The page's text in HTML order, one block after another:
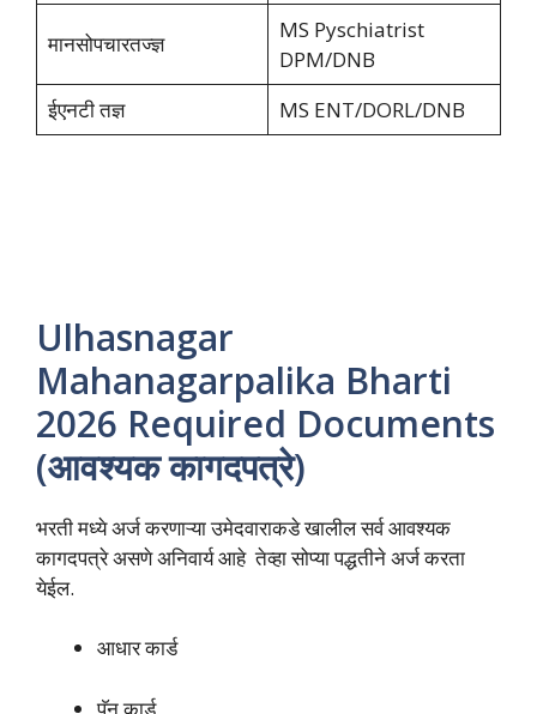
मानसोपचारतज्ज्ञ
MS Pyschiatrist
DPM/DNB
ईएनटी तज्ञ
MS ENT/DORL/DNB
Ulhasnagar
Mahanagarpalika Bharti
2026 Required Documents
(आवश्यक कागदपत्रे)
भरती मध्ये अर्ज करणाऱ्या उमेदवाराकडे खालील सर्व आवश्यक
कागदपत्रे असणे अनिवार्य आहे तेव्हा सोप्या पद्धतीने अर्ज करता
येईल.
आधार कार्ड